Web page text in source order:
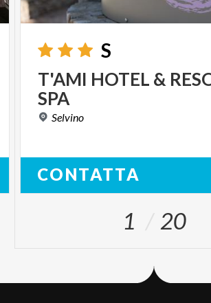
S
T'AMI HOTEL &
SPA
Selvino
CONTATTA
1 20